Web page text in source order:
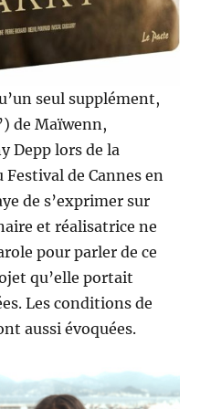
seul supplément,
de Maïwenn,
Depp lors de la
de Cannes en
de s’exprimer sur
et réalisatrice ne
pour parler de ce
qu’elle portait
Les conditions de
aussi évoquées.